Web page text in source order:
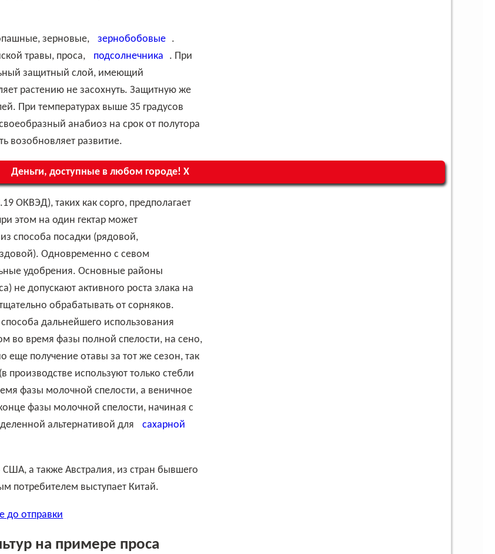
зерновые, зернобобовые .
травы, проса,
подсолнечника
. При
защитный слой, имеющий
растению не засохнуть. Защитную же
При температурах выше 35 градусов
анабиоз на срок от полутора
возобновляет развитие.
Деньги, доступные в любом городе! Х
этом на один гектар может
способа посадки (рядовой,
Одновременно с севом
удобрения. Основные районы
не допускают активного роста злака на
обрабатывать от сорняков.
дальнейшего использования
во время фазы полной спелости, на сено,
получение отавы за тот же сезон, так
производстве используют только стебли
фазы молочной спелости, а веничное
фазы молочной спелости, начиная с
альтернативой для
сахарной
потребителем выступает Китай.
до отправки
на примере проса